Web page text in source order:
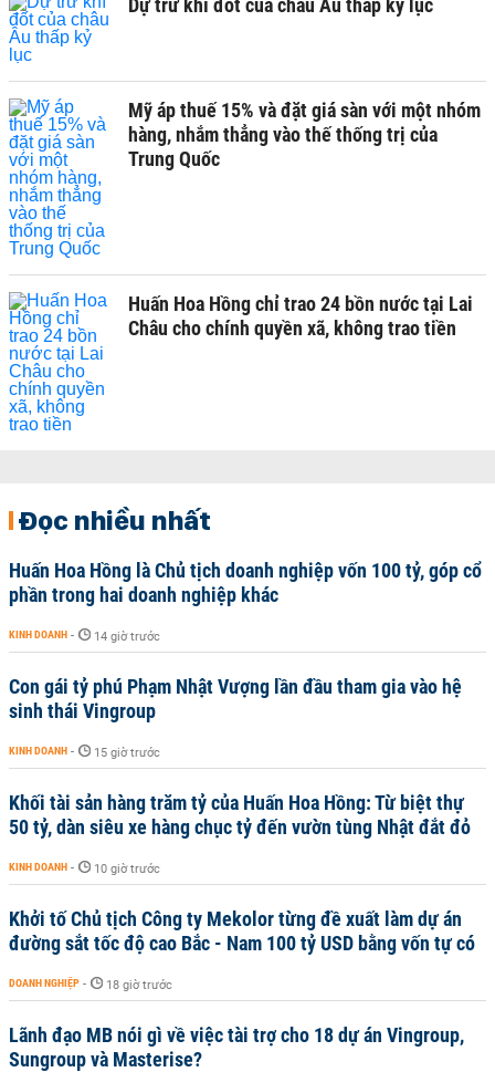
Dự trữ khí đốt của châu Âu thấp kỷ lục
Mỹ áp thuế 15% và đặt giá sàn với một nhóm
hàng, nhắm thẳng vào thế thống trị của
Trung Quốc
Huấn Hoa Hồng chỉ trao 24 bồn nước tại Lai
Châu cho chính quyền xã, không trao tiền
Đọc nhiều nhất
Huấn Hoa Hồng là Chủ tịch doanh nghiệp vốn 100 tỷ, góp cổ
phần trong hai doanh nghiệp khác
KINH DOANH - 14 giờ trước
Con gái tỷ phú Phạm Nhật Vượng lần đầu tham gia vào hệ
sinh thái Vingroup
KINH DOANH - 15 giờ trước
Khối tài sản hàng trăm tỷ của Huấn Hoa Hồng: Từ biệt thự
50 tỷ, dàn siêu xe hàng chục tỷ đến vườn tùng Nhật đắt đỏ
KINH DOANH - 10 giờ trước
Khởi tố Chủ tịch Công ty Mekolor từng đề xuất làm dự án
đường sắt tốc độ cao Bắc - Nam 100 tỷ USD bằng vốn tự có
DOANH NGHIỆP - 18 giờ trước
Lãnh đạo MB nói gì về việc tài trợ cho 18 dự án Vingroup,
Sungroup và Masterise?